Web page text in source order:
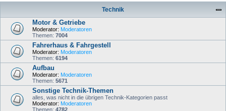
Technik
Motor & Getriebe
Moderator: Moderatoren
Themen: 7004
Fahrerhaus & Fahrgestell
Moderator: Moderatoren
Themen: 6194
Aufbau
Moderator: Moderatoren
Themen: 5671
Sonstige Technik-Themen
alles, was nicht in die übrigen Technik-Kategorien passt
Moderator: Moderatoren
Themen: 4782